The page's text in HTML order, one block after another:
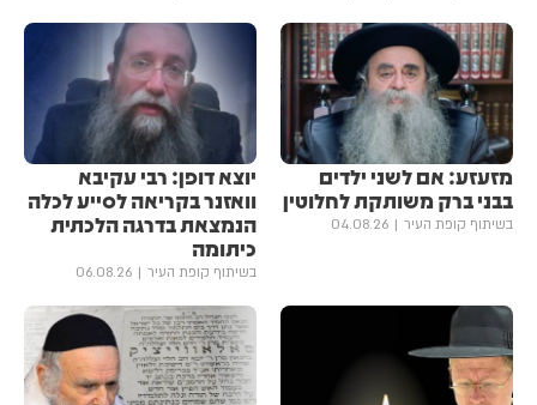
מזעזע: אם לשני ילדים
בבני ברק משותקת לחלוטין
בשיתוף קופת העיר 04.08.26
יוצא דופן: רבי עקיבא
וואזנר בקריאה לסייע לכלה
הנמצאת בדרגה הלכתית
כיתומה
בשיתוף קופת העיר 06.08.26